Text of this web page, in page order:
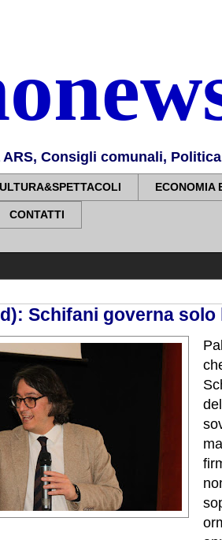
Consigli comunali,
ECONOMIA
CONTATTI
Schifani governa solo